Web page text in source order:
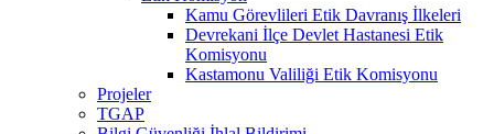
Kamu Görevlileri Etik Davranış İlkeleri
Devrekani İlçe Devlet Hastanesi Etik
Komisyonu
Kastamonu Valiliği Etik Komisyonu
Projeler
TGAP